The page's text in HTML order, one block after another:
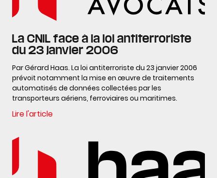
La CNIL face à la loi antiterroriste
du 23 janvier 2006
Par Gérard Haas. La loi antiterroriste du 23 janvier 2006
prévoit notamment la mise en œuvre de traitements
automatisés de données collectées par les
transporteurs aériens, ferroviaires ou maritimes.
Lire l'article